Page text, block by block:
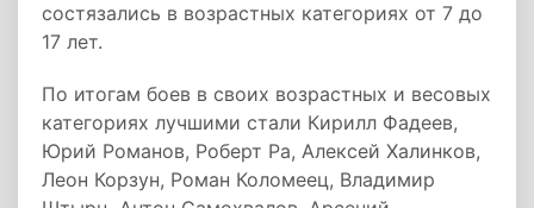
состязались в возрастных категориях от 7 до
17 лет.
По итогам боев в своих возрастных и весовых
категориях лучшими стали Кирилл Фадеев,
Юрий Романов, Роберт Ра, Алексей Халинков,
Леон Корзун, Роман Коломеец, Владимир